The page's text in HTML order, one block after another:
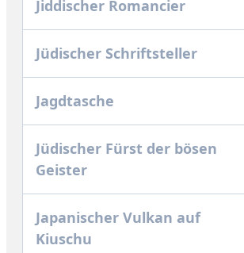
Jiddischer Romancier
Jüdischer Schriftsteller
Jagdtasche
Jüdischer Fürst der bösen
Geister
Japanischer Vulkan auf
Kiuschu